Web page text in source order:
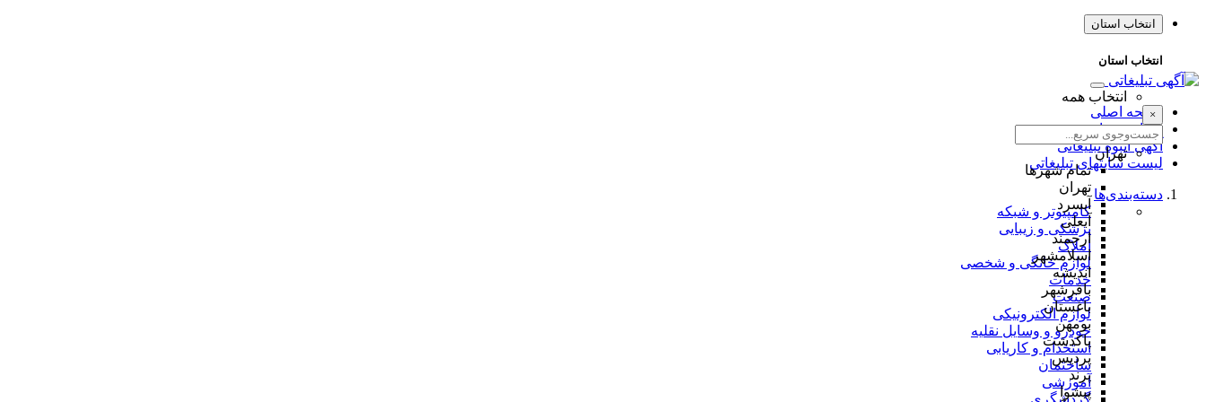
انتخاب استان
انتخاب استان
انتخاب همه
×
تهران
تمام شهر‌ها
تهران
آبسرد
آبعلی
ارجمند
اسلامشهر
اندیشه
باقرشهر
باغستان
بومهن
پاکدشت
پردیس
پرند
پیشوا
صفحه اصلی
طراحی سایت
آگهی انبوه تبلیغاتی
لیست سایتهای تبلیغاتی
دسته‌بندی‌ها
کامپیوتر و شبکه
پزشکی و زیبایی
املاک
لوازم خانگی و شخصی
خدمات
صنعت
لوازم الکترونیکی
خودرو و وسایل نقلیه
استخدام و کاریابی
ساختمان
آموزشی
گردشگری